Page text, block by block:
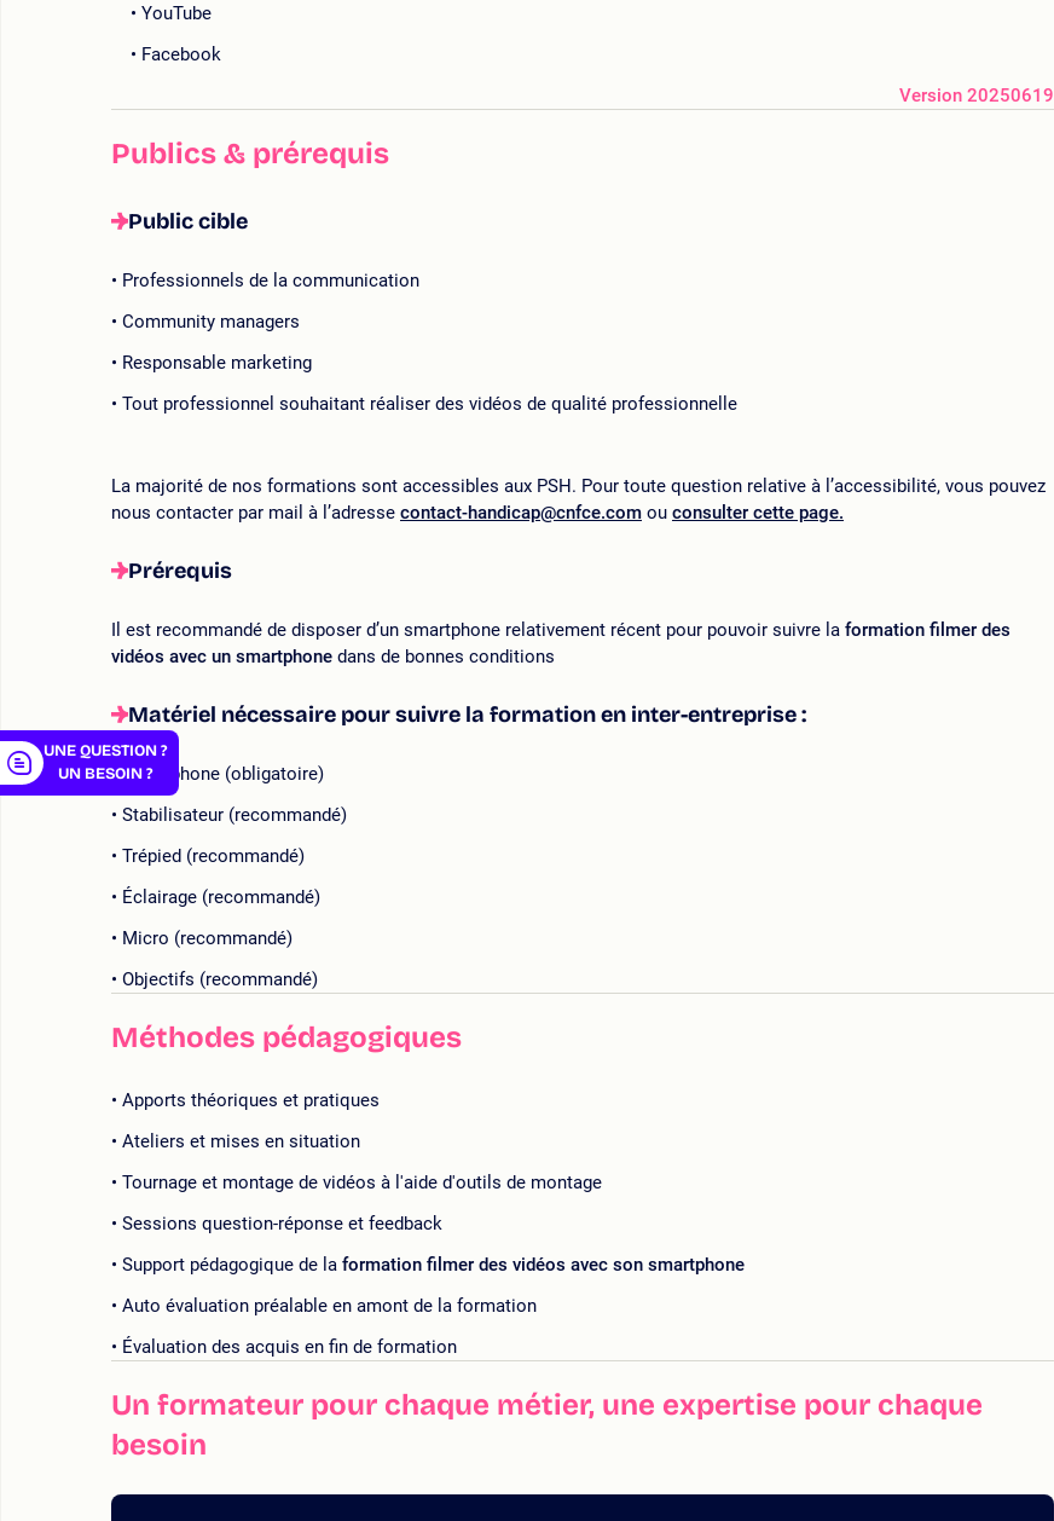
YouTube
Facebook
Version 20250619
Publics & prérequis
Public cible
Professionnels de la communication
Community managers
Responsable marketing
Tout professionnel souhaitant réaliser des vidéos de qualité professionnelle
La majorité de nos formations sont accessibles aux PSH. Pour toute question relative à l’accessibilité, vous pouvez
nous contacter par mail à l’adresse contact-handicap@cnfce.com ou consulter cette page.
Prérequis
Il est recommandé de disposer d’un smartphone relativement récent pour pouvoir suivre la formation filmer des
vidéos avec un smartphone dans de bonnes conditions
Matériel nécessaire pour suivre la formation en inter-entreprise :
Smartphone (obligatoire)
Stabilisateur (recommandé)
Trépied (recommandé)
Éclairage (recommandé)
Micro (recommandé)
Objectifs (recommandé)
Méthodes pédagogiques
Apports théoriques et pratiques
Ateliers et mises en situation
Tournage et montage de vidéos à l'aide d'outils de montage
Sessions question-réponse et feedback
Support pédagogique de la formation filmer des vidéos avec son smartphone
Auto évaluation préalable en amont de la formation
Évaluation des acquis en fin de formation
Un formateur pour chaque métier, une expertise pour chaque
besoin
UNE QUESTION ?
UN BESOIN ?